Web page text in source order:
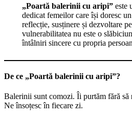
„Poartă balerinii cu aripi”este
dedicat femeilor care își doresc
reflecție, susținere și dezvoltare
vulnerabilitatea nu este o
întâlniri sincere cu propria
De ce „Poartă balerinii cu aripi”?
Balerinii sunt comozi. Îi purtăm fără să
Ne însoțesc în fiecare zi.